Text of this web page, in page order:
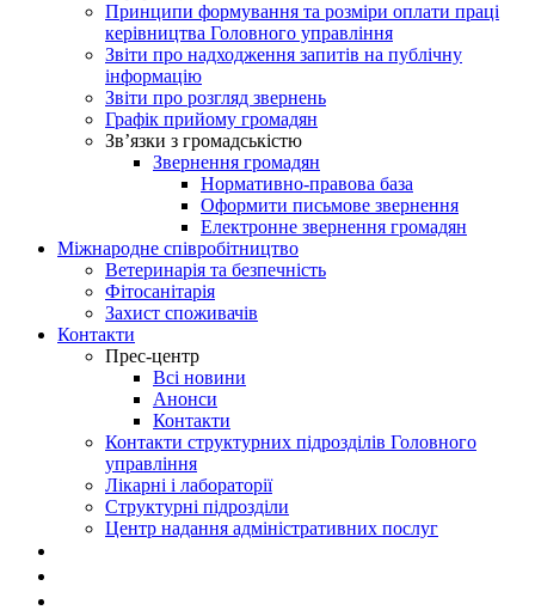
Принципи формування та розміри оплати праці
керівництва Головного управління
Звіти про надходження запитів на публічну
інформацію
Звіти про розгляд звернень
Графік прийому громадян
Зв’язки з громадськістю
Звернення громадян
Нормативно-правова база
Оформити письмове звернення
Електронне звернення громадян
Міжнародне співробітництво
Ветеринарія та безпечність
Фітосанітарія
Захист споживачів
Контакти
Прес-центр
Всі новини
Анонси
Контакти
Контакти структурних підрозділів Головного
управління
Лікарні і лабораторії
Структурні підрозділи
Центр надання адміністративних послуг